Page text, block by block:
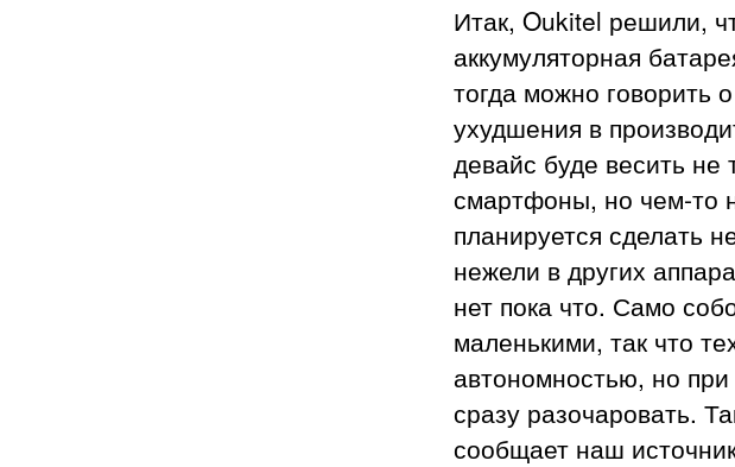
Итак, Oukitel решили,
аккумуляторная
тогда можно говорить
ухудшения в
девайс буде весить не
смартфоны, но чем-то
планируется сделать
нежели в других
нет пока что. Само
маленькими, так что
автономностью, но
сразу разочаровать.
сообщает наш